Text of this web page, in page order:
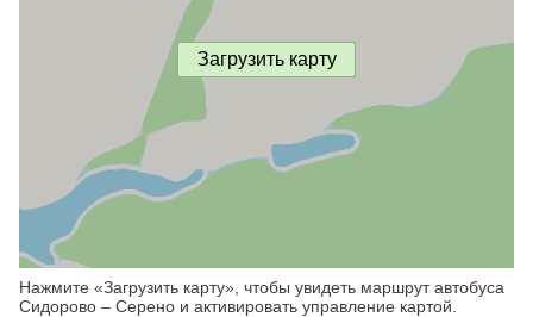
Загрузить карту
Нажмите «Загрузить карту», чтобы увидеть маршрут автобуса
Сидорово – Серено и активировать управление картой.